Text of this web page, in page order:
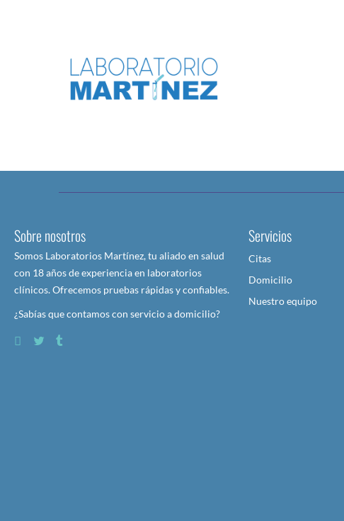
Sobre nosotros
Somos Laboratorios Martínez, tu aliado en salud
con 18 años de experiencia en laboratorios
clínicos. Ofrecemos pruebas rápidas y confiables.
¿Sabías que contamos con servicio a domicilio?
Servicios
Citas
Domicilio
Nuestro equipo